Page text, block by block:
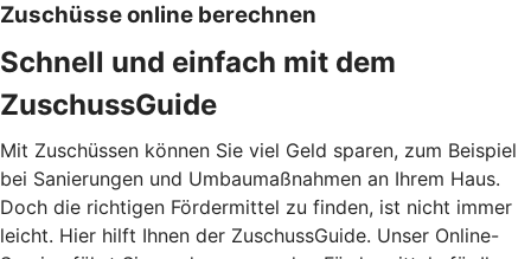
Zuschüsse online berechnen
Schnell und einfach mit dem
ZuschussGuide
Mit Zuschüssen können Sie viel Geld sparen, zum Beispiel
bei Sanierungen und Umbaumaßnahmen an Ihrem Haus.
Doch die richtigen Fördermittel zu finden, ist nicht immer
leicht. Hier hilft Ihnen der ZuschussGuide. Unser Online-